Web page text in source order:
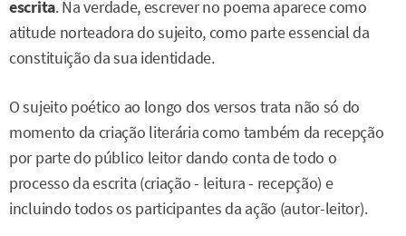
escrita. Na verdade, escrever no poema aparece como
atitude norteadora do sujeito, como parte essencial da
constituição da sua identidade.
O sujeito poético ao longo dos versos trata não só do
momento da criação literária como também da recepção
por parte do público leitor dando conta de todo o
processo da escrita (criação - leitura - recepção) e
incluindo todos os participantes da ação (autor-leitor).